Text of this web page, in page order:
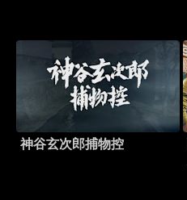
神谷玄次郎捕物控